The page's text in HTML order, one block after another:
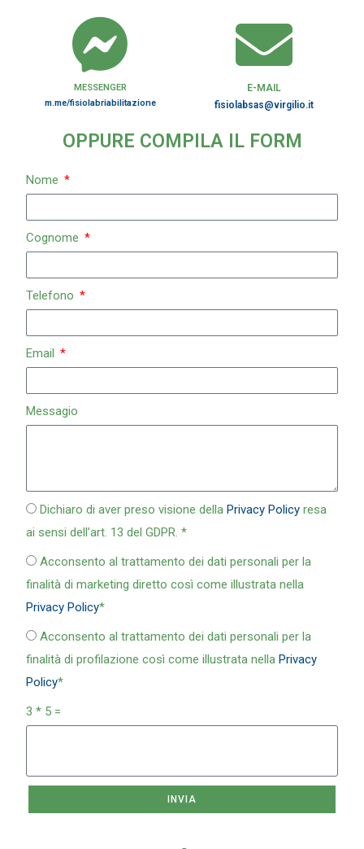
MESSENGER
m.me/fisiolabriabilitazione
E-MAIL
fisiolabsas@virgilio.it
OPPURE COMPILA IL FORM
Nome
Cognome
Telefono
Email
Messagio
Dichiaro di aver preso visione dellaPrivacy Policy resa
ai sensi dell’art. 13 del GDPR. *
Acconsento al trattamento dei dati personali per la
finalità di marketing diretto così come illustrata nella
Privacy Policy*
Acconsento al trattamento dei dati personali per la
finalità di profilazione così come illustrata nellaPrivacy
Policy*
3 * 5 =
INVIA